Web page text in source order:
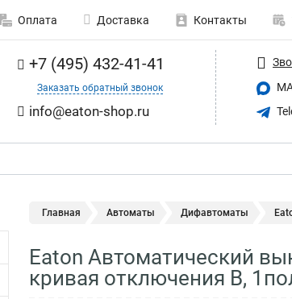
Оплата Доставка Контакты
+7 (495) 432-41-41
Заказать обратный звонок
info@eaton-shop.ru
Главная Автоматы Дифавтоматы
Eaton Автоматический
кривая отключения B,